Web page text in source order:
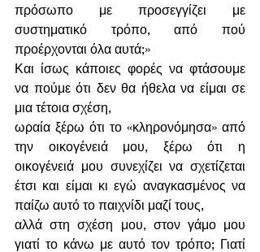
πρόσωπο με προσεγγίζει με
συστηματικό τρόπο, από πού
προέρχονται όλα αυτά;»
Και ίσως κάποιες φορές να φτάσουμε
να πούμε ότι δεν θα ήθελα να είμαι σε
μια τέτοια σχέση,
ωραία ξέρω ότι το «κληρονόμησα» από
την οικογένειά μου, ξέρω ότι η
οικογένειά μου συνεχίζει να σχετίζεται
έτσι και είμαι κι εγώ αναγκασμένος να
παίζω αυτό το παιχνίδι μαζί τους,
αλλά στη σχέση μου, στον γάμο μου
γιατί το κάνω με αυτό τον τρόπο; Γιατί